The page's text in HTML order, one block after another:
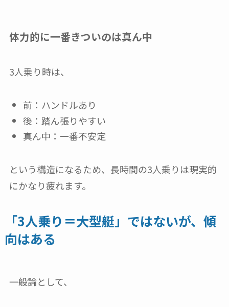
体力的に一番きついのは真ん中
3人乗り時は、
前：ハンドルあり
後：踏ん張りやすい
真ん中：一番不安定
という構造になるため、長時間の3人乗りは現実的
にかなり疲れます。
「3人乗り＝大型艇」ではないが、傾
向はある
一般論として、